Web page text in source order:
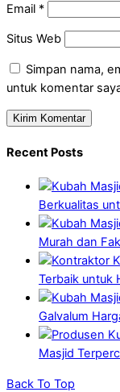
Email *
Situs Web
Simpan nama,
untuk komentar
Recent Posts
Berkualitas
Murah dan
Terbaik untuk
Galvalum
Masjid
Back To Top